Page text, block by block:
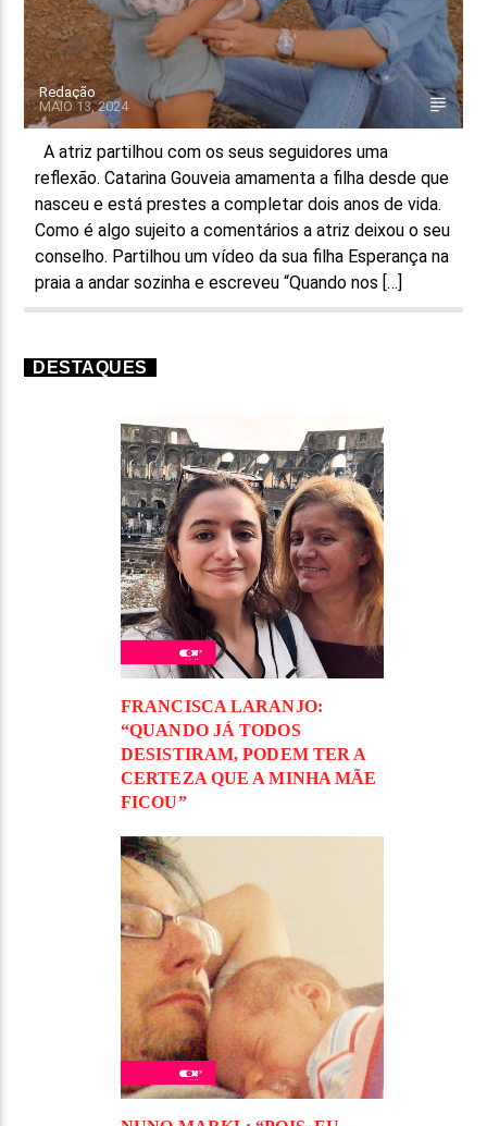
Redação
MAIO 13, 2024
A atriz partilhou com os seus seguidores uma
reflexão. Catarina Gouveia amamenta a filha desde que
nasceu e está prestes a completar dois anos de vida.
Como é algo sujeito a comentários a atriz deixou o seu
conselho. Partilhou um vídeo da sua filha Esperança na
praia a andar sozinha e escreveu “Quando nos […]
DESTAQUES
FRANCISCA LARANJO:
“QUANDO JÁ TODOS
DESISTIRAM, PODEM TER A
CERTEZA QUE A MINHA MÃE
FICOU”